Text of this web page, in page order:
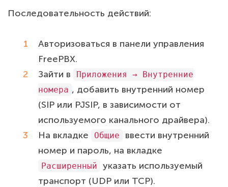
Последовательность действий:
Авторизоваться в панели управления
FreePBX.
Зайти в
Приложения → Внутренние
номера , добавить внутренний номер
(SIP или PJSIP, в зависимости от
используемого канального драйвера).
На вкладке
Общие
ввести внутренний
номер и пароль, на вкладке
Расширенный
указать используемый
транспорт (UDP или TCP).